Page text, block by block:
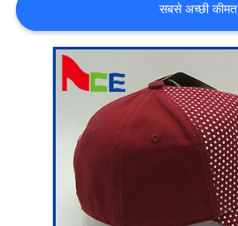
मामलों
साइटमैप
PRIVACY
POLICY
सबसे अच्छी कीमत